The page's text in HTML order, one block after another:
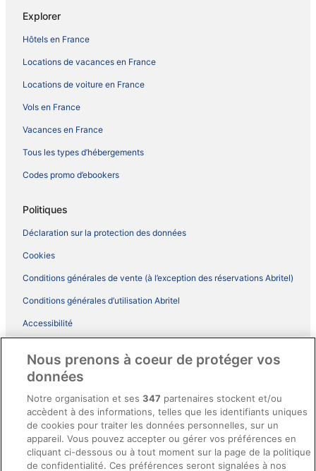
Explorer
Hôtels en France
Locations de vacances en France
Locations de voiture en France
Vols en France
Vacances en France
Tous les types d’hébergements
Codes promo d’ebookers
Politiques
Déclaration sur la protection des données
Cookies
Conditions générales de vente (à l’exception des réservations Abritel)
Conditions générales d’utilisation Abritel
Accessibilité
Conditions générales du programme BONUS+ d’ebookers
Directives de contenu et signalement de contenus
Aide
Nous prenons à coeur de protéger vos
données
Notre organisation et ses347 partenaires stockent et/ou
accèdent à des informations, telles que les identifiants uniques
de cookies pour traiter les données personnelles, sur un
appareil. Vous pouvez accepter ou gérer vos préférences en
cliquant ci-dessous ou à tout moment sur la page de la politique
de confidentialité. Ces préférences seront signalées à nos